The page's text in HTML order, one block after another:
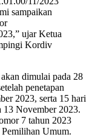
sampaikan
ujar Ketua
Kordiv
dimulai pada 28
penetapan
2023, serta 15 hari
13 November 2023.
7 tahun 2023
Umum.